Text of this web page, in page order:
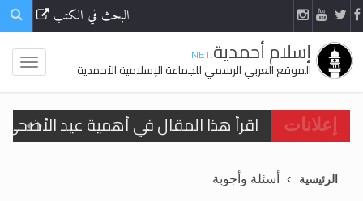
البحث في الكتب
إسلام أحمدية.NET
الموقع العربي الرسمي للجماعة الإسلامية الأحمدية
إعلانات
اقرأ هذا المقال في أهمية عيد
تعميم هامّ لأفراد الجماعة >> المزيد
الرئيسية أسئلة وأجوبة